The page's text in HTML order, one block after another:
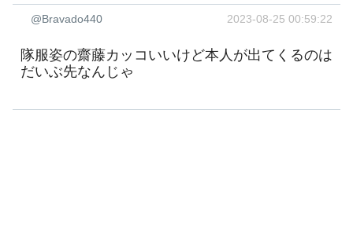
@Bravado440 2023-08-25 00:59:22
隊服姿の齋藤カッコいいけど本人が出てくるのは
だいぶ先なんじゃ